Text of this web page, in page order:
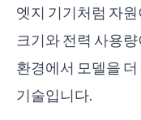
엣지 기기처럼 자
크기와 전력 사용
환경에서 모델을
기술입니다.